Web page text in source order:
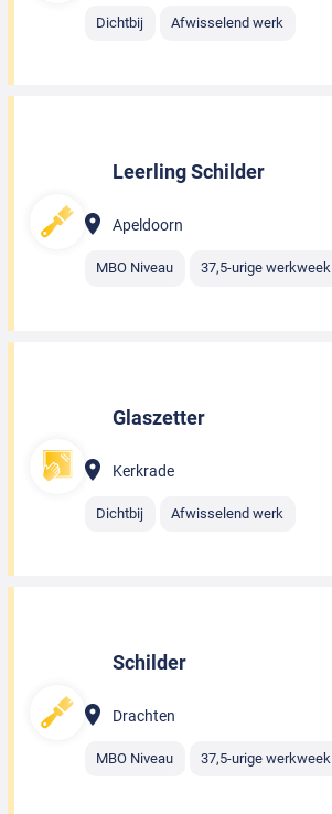
Dichtbij Afwisselend werk
Leerling Schilder
Apeldoorn
MBO Niveau 37,5-urige werkweek
Glaszetter
Kerkrade
Dichtbij Afwisselend werk
Schilder
Drachten
MBO Niveau 37,5-urige werkweek